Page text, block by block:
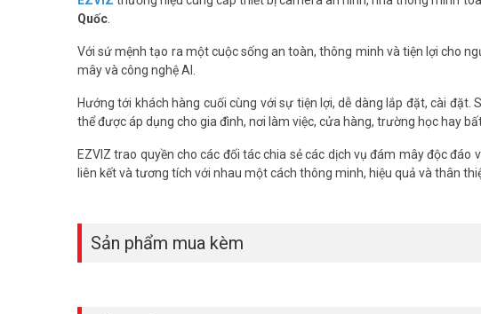
– Tích hợp pin sạc 10400mAh + nguồn 5VDC Type C
– Bảo hành: 24 tháng.
bảo vệ 24/7. Liên hệ ngay để được tư vấn chi tiết và đặt hàng với ưu
nhé.
Quốc
Với sứ mệnh tạo ra một cuộc sống an toàn, thông minh và tiện lợi cho
mây và công nghệ AI.
Hướng tới khách hàng cuối cùng với sự tiện lợi, dễ dàng lắp đặt, cài đặt.
thể được áp dụng cho gia đình, nơi làm việc, cửa hàng, trường học hay bất
EZVIZ trao quyền cho các đối tác chia sẻ các dịch vụ đám mây độc
liên kết và tương tích với nhau một cách thông minh, hiệu quả và thân
Sản phẩm mua kèm